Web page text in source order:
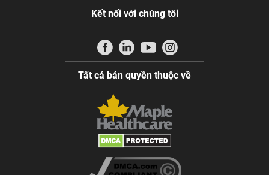
Kết nối với chúng tôi
Tất cả bản quyền thuộc về